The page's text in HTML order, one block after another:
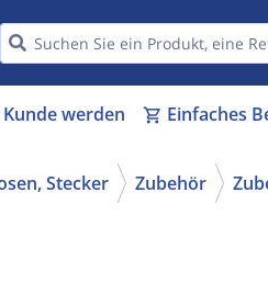
Kunde werden shopping_cart Einfaches
Stecker Zubehör